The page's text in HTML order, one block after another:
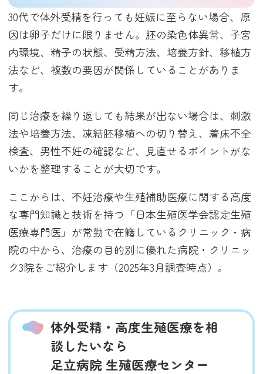
30代で体外受精を行っても妊娠に至らない場合、原
因は卵子だけに限りません。胚の染色体異常、子宮
内環境、精子の状態、受精方法、培養方針、移植方
法など、複数の要因が関係していることがありま
す。
同じ治療を繰り返しても結果が出ない場合は、刺激
法や培養方法、凍結胚移植への切り替え、着床不全
検査、男性不妊の確認など、見直せるポイントがな
いかを整理することが大切です。
ここからは、不妊治療や生殖補助医療に関する高度
な専門知識と技術を持つ「日本生殖医学会認定生殖
医療専門医」が常勤で在籍しているクリニック・病
院の中から、治療の目的別に優れた病院・クリニッ
ク3院をご紹介します（2025年3月調査時点）。
体外受精・高度生殖医療を相
談したいなら
足立病院 生殖医療センター